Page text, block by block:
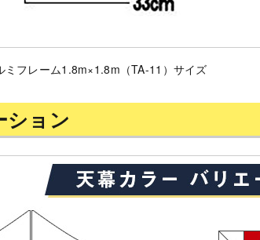
ミフレーム1.8m×1.8m（TA-11）サイズ
ション